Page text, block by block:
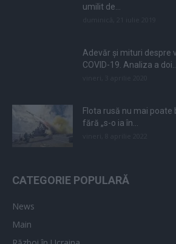
umilit de...
Adevăr și mituri despre
COVID-19. Analiza a doi...
Flota rusă nu mai poate
fără „s-o ia în...
CATEGORIE POPULARĂ
News
Main